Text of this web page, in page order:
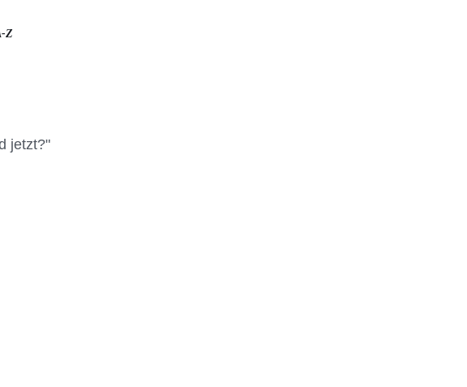
Z
jetzt?"